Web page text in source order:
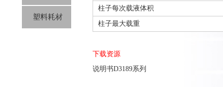
塑料耗材
柱子每次载液体积
柱子最大载重
下载资源
说明书D3189系列